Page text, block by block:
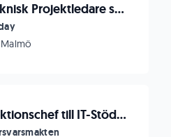
Teknisk Projektledare som vill utveckla framtidens automationslösningar
Malmö
Sektionschef till IT-Stödavdelningen